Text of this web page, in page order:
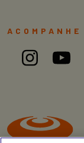
ACOMPANHE